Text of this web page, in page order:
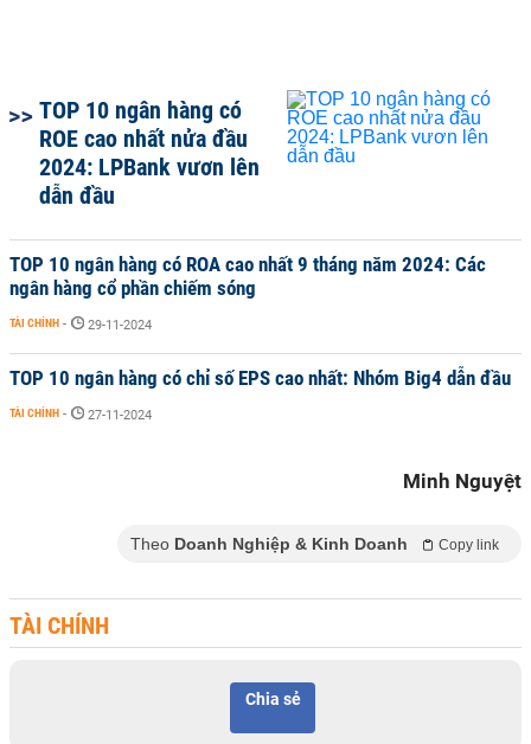
TOP 10 ngân hàng có
ROE cao nhất nửa đầu
2024: LPBank vươn lên
dẫn đầu
TOP 10 ngân hàng có ROA cao nhất 9 tháng năm 2024: Các
ngân hàng cổ phần chiếm sóng
TÀI CHÍNH - 29-11-2024
TOP 10 ngân hàng có chỉ số EPS cao nhất: Nhóm Big4 dẫn đầu
TÀI CHÍNH - 27-11-2024
Minh Nguyệt
Theo Doanh Nghiệp & Kinh Doanh Copy link
TÀI CHÍNH
Chia sẻ